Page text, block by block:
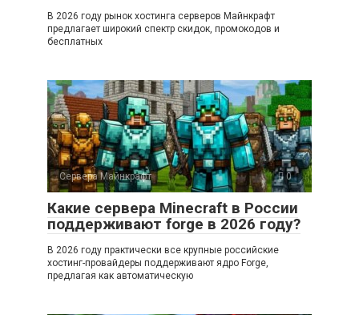
В 2026 году рынок хостинга серверов Майнкрафт
предлагает широкий спектр скидок, промокодов и
бесплатных
Сервера Майнкрафт 0
Какие сервера Minecraft в России
поддерживают forge в 2026 году?
В 2026 году практически все крупные российские
хостинг-провайдеры поддерживают ядро Forge,
предлагая как автоматическую